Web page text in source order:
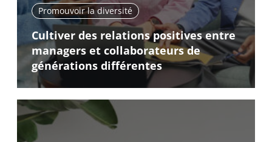
Promouvoir la diversité
Cultiver des relations positives entre
managers et collaborateurs de
générations différentes